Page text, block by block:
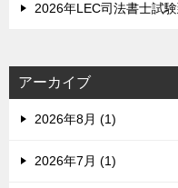
2026年LEC司法書士試
アーカイブ
2026年8月 (1)
2026年7月 (1)